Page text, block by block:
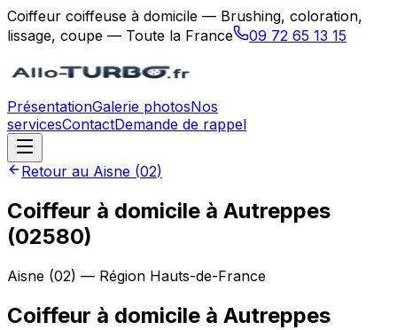
Coiffeur coiffeuse à domicile — Brushing, coloration,
lissage, coupe — Toute la France
09 72 65 13 15
PrésentationGalerie photosNos
servicesContactDemande de rappel
Retour au Aisne (02)
Coiffeur à domicile à Autreppes
(02580)
Aisne (02) — Région Hauts-de-France
Coiffeur à domicile à Autreppes